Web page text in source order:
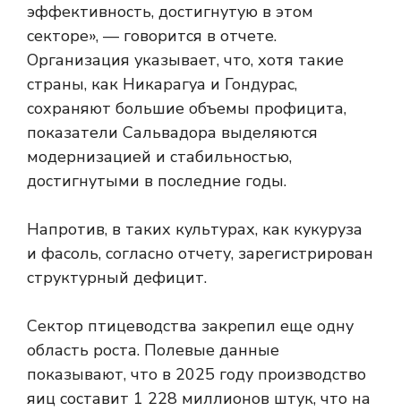
эффективность, достигнутую в этом
секторе», — говорится в отчете.
Организация указывает, что, хотя такие
страны, как Никарагуа и Гондурас,
сохраняют большие объемы профицита,
показатели Сальвадора выделяются
модернизацией и стабильностью,
достигнутыми в последние годы.
Напротив, в таких культурах, как кукуруза
и фасоль, согласно отчету, зарегистрирован
структурный дефицит.
Сектор птицеводства закрепил еще одну
область роста. Полевые данные
показывают, что в 2025 году производство
яиц составит 1 228 миллионов штук, что на